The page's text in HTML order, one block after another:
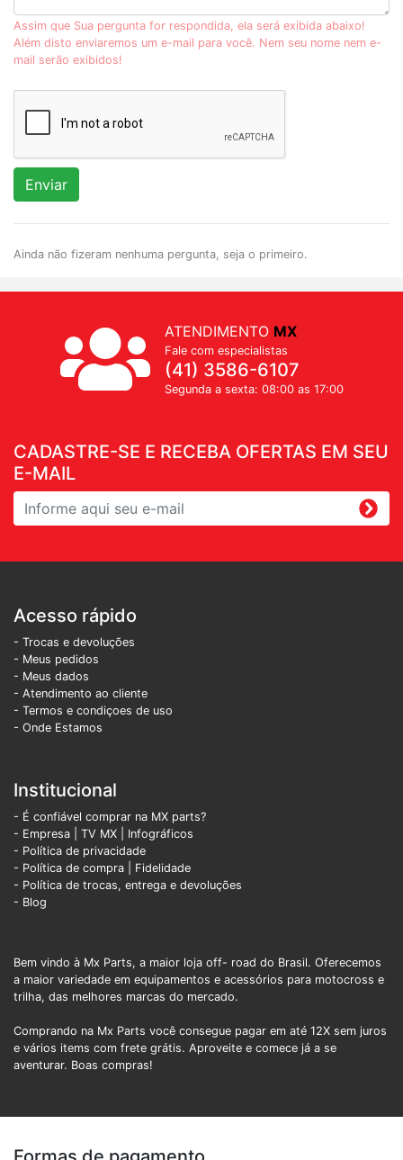
Assim que Sua pergunta for respondida, ela será exibida abaixo!
Além disto enviaremos um e-mail para você. Nem seu nome nem e-
mail serão exibidos!
Enviar
Ainda não fizeram nenhuma pergunta, seja o primeiro.
CADASTRE-SE E RECEBA OFERTAS EM SEU
E-MAIL
ATENDIMENTO MX
Fale com especialistas
(41) 3586-6107
Segunda a sexta: 08:00 as 17:00
Acesso rápido
- Trocas e devoluções
- Meus pedidos
- Meus dados
- Atendimento ao cliente
- Termos e condiçoes de uso
- Onde Estamos
Institucional
- É confiável comprar na MX parts?
- Empresa
TV MX
Infográficos
- Política de privacidade
- Política de compra | Fidelidade
- Política de trocas, entrega e devoluções
- Blog
Bem vindo à Mx Parts, a maior loja off- road do Brasil. Oferecemos
a maior variedade em equipamentos e acessórios para motocross e
trilha, das melhores marcas do mercado.
Comprando na Mx Parts você consegue pagar em até 12X sem juros
e vários items com frete grátis. Aproveite e comece já a se
aventurar. Boas compras!